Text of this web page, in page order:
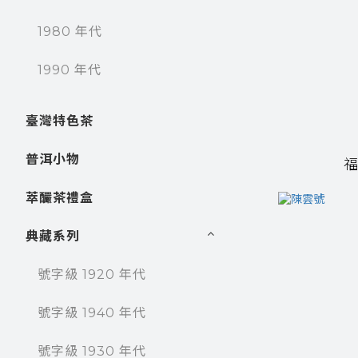
1980 年代
1990 年代
臺灣特色茶
普洱小物
萃釅茶禮盒
典藏系列
號字級 1920 年代
號字級 1940 年代
號字級 1930 年代